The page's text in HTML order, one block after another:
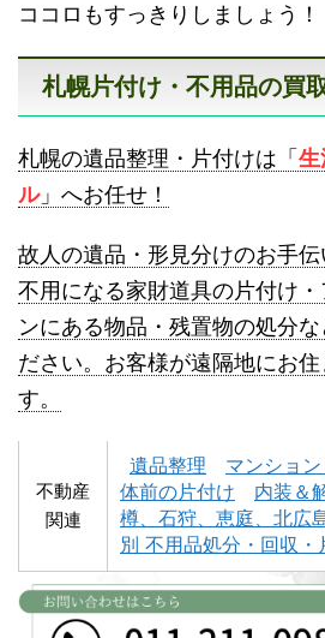
名寄市不用品回収
深川市不用品回収
富良野市不用品回収
ココロもすっきりしましょう！
札幌片付け・不用品の買
札幌の遺品整理・片付けは「 生
ル」へお任せ！
故人の遺品・形見分けのお手伝
不用になる家財道具の片付け
ンにある物品・残置物の処分
ださい。お客様が遠隔地にお
す。
不動産
関連
遺品整理 マンショ
体前の片付け
内装＆
樽、石狩、恵庭、北広
別 不用品処分・回収・